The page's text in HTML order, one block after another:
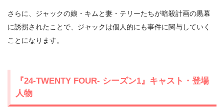
さらに、ジャックの娘・キムと妻・テリーたちが暗殺計画の黒幕
に誘拐されたことで、ジャックは個人的にも事件に関与していく
ことになります。
『24-TWENTY FOUR- シーズン1』キャスト・登場
人物